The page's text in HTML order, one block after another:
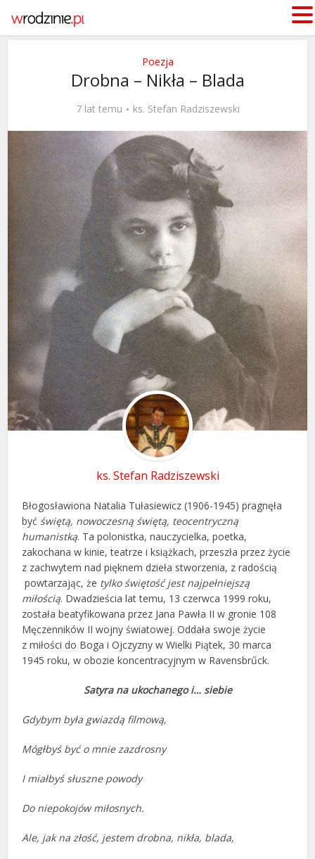
Poezja
Drobna – Nikła – Blada
7 lat temu ks. Stefan Radziszewski
ks. Stefan Radziszewski
Błogosławiona Natalia Tułasiewicz (1906-1945) pragnęła
być świętą, nowoczesną świętą, teocentryczną
humanistką. Ta polonistka, nauczycielka, poetka,
zakochana w kinie, teatrze i książkach, przeszła przez życie
z zachwytem nad pięknem dzieła stworzenia, z radością
powtarzając, że tylko świętość jest najpełniejszą
miłością. Dwadzieścia lat temu, 13 czerwca 1999 roku,
została beatyfikowana przez Jana Pawła II w gronie 108
Męczenników II wojny światowej. Oddała swoje życie
z miłości do Boga i Ojczyzny w Wielki Piątek, 30 marca
1945 roku, w obozie koncentracyjnym w Ravensbrűck.
Satyra na ukochanego i… siebie
Gdybym była gwiazdą filmową,
Mógłbyś być o mnie zazdrosny
I miałbyś słuszne powody
Do niepokojów miłosnych.
Ale, jak na złość, jestem drobna, nikła, blada,